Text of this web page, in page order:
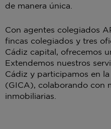
de manera única.
Con agentes colegiados
fincas colegiados y tres
Cádiz capital, ofrecemos
Extendemos nuestros
Cádiz y participamos en
(GICA), colaborando con
inmobiliarias.